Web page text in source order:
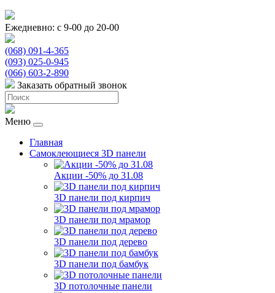
Ежедневно: с 9-00 до 20-00
(068) 091-4-365
(093) 025-0-945
(066) 603-2-890
Заказать обратный звонок
Меню
Главная
Самоклеющиеся 3D панели
Акции -50% до 31.08
3D панели под кирпич
3D панели под мрамор
3D панели под дерево
3D панели под бамбук
3D потолочные панели